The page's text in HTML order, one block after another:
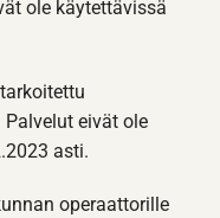
ole käytettävissä
eivät ole
asti.
operaattorille